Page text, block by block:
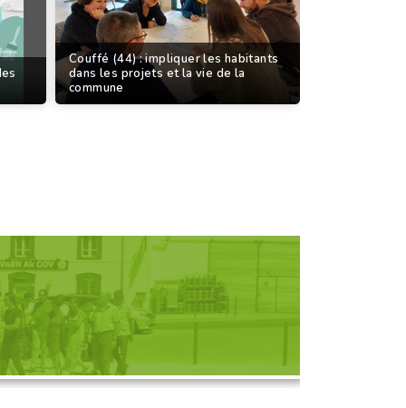
Couffé (44) : impliquer les habitants
dans les projets et la vie de la
commune
RENCONTRE